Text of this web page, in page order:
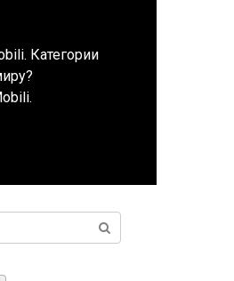
Категории